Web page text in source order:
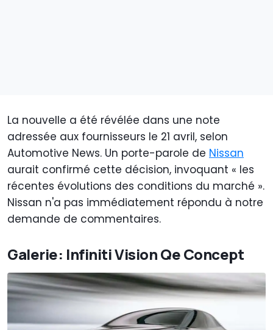
La nouvelle a été révélée dans une note
adressée aux fournisseurs le 21 avril, selon
Automotive News. Un porte-parole de Nissan
aurait confirmé cette décision, invoquant « les
récentes évolutions des conditions du marché ».
Nissan n'a pas immédiatement répondu à notre
demande de commentaires.
Galerie: Infiniti Vision Qe Concept